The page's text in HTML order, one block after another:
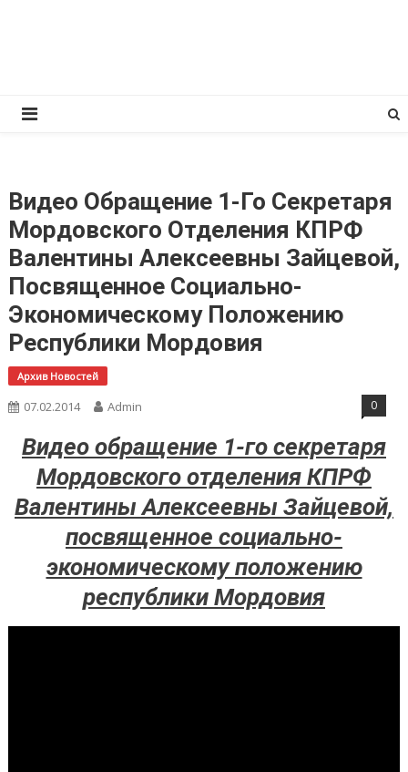
Видео Обращение 1-Го Секретаря
Мордовского Отделения КПРФ
Валентины Алексеевны Зайцевой,
Посвященное Социально-
Экономическому Положению
Республики Мордовия
Архив Новостей
07.02.2014 Admin 0
Видео обращение 1-го секретаря
Мордовского отделения КПРФ
Валентины Алексеевны Зайцевой,
посвященное социально-
экономическому положению
республики Мордовия